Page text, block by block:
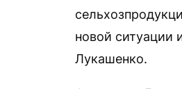
новой ситуации
Лукашенко.